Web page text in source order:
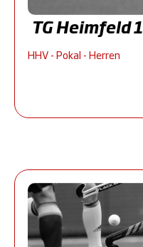
TG Heimfeld 1
HHV - Pokal - Herren